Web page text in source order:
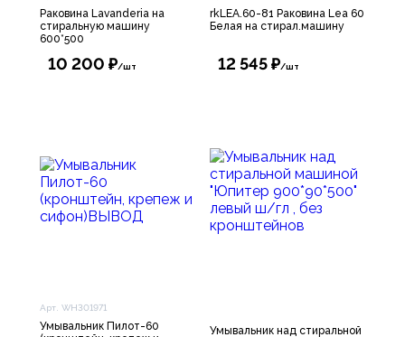
Раковина Lavanderia на
стиральную машину
600*500
10 200 ₽/шт
rkLEA.60-81 Раковина Lea 60
Белая на стирал.машину
12 545 ₽/шт
Арт. WH301971
Умывальник Пилот-60
Умывальник над стиральной